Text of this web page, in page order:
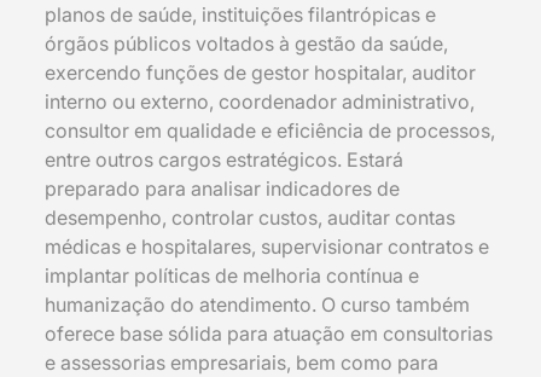
planos de saúde, instituições filantrópicas e
órgãos públicos voltados à gestão da saúde,
exercendo funções de gestor hospitalar, auditor
interno ou externo, coordenador administrativo,
consultor em qualidade e eficiência de processos,
entre outros cargos estratégicos. Estará
preparado para analisar indicadores de
desempenho, controlar custos, auditar contas
médicas e hospitalares, supervisionar contratos e
implantar políticas de melhoria contínua e
humanização do atendimento. O curso também
oferece base sólida para atuação em consultorias
e assessorias empresariais, bem como para